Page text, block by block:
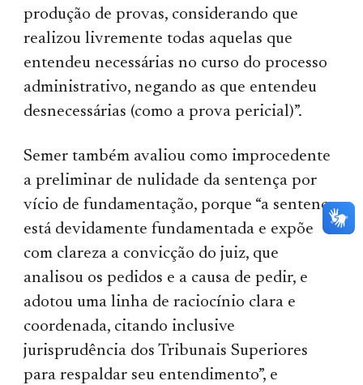
produção de provas, considerando que
realizou livremente todas aquelas que
entendeu necessárias no curso do processo
administrativo, negando as que entendeu
desnecessárias (como a prova pericial)”.
Semer também avaliou como improcedente
a preliminar de nulidade da sentença por
vício de fundamentação, porque “a sentença
está devidamente fundamentada e expõe
com clareza a convicção do juiz, que
analisou os pedidos e a causa de pedir, e
adotou uma linha de raciocínio clara e
coordenada, citando inclusive
jurisprudência dos Tribunais Superiores
para respaldar seu entendimento”, e